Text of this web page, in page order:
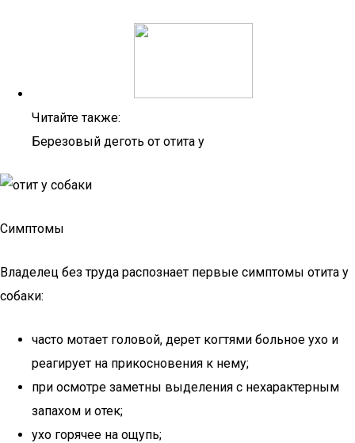
Читайте также:
Березовый деготь от отита у
Симптомы
Владелец без труда распознает первые симптомы отита у
собаки:
часто мотает головой, дерет когтями больное ухо и
реагирует на прикосновения к нему;
при осмотре заметны выделения с нехарактерным
запахом и отек;
ухо горячее на ощупь;